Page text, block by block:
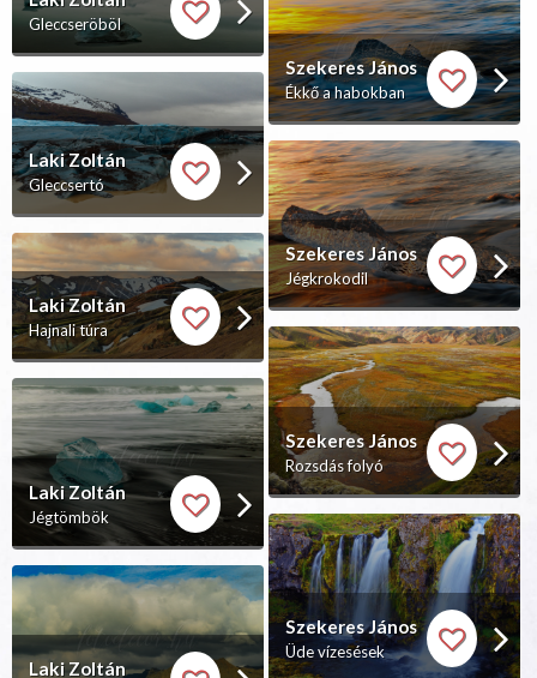
Gleccseröböl
Laki Zoltán
Gleccsertó
Laki Zoltán
Hajnali túra
Laki Zoltán
Jégtömbök
Laki Zoltán
Szekeres János
Ékkő a habokban
Szekeres János
Jégkrokodil
Szekeres János
Rozsdás folyó
Szekeres János
Üde vízesések